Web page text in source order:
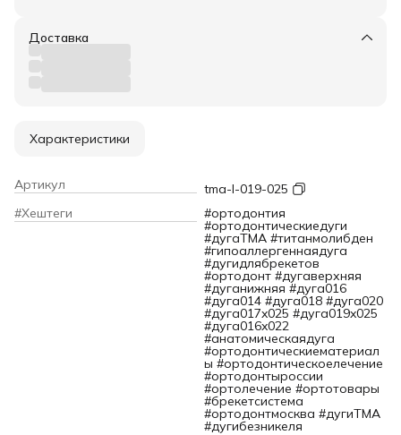
Доставка
Характеристики
Артикул
tma-l-019-025
#Хештеги
#ортодонтия
#ортодонтическиедуги
#дугаTMA #титанмолибден
#гипоаллергеннаядуга
#дугидлябрекетов
#ортодонт #дугаверхняя
#дуганижняя #дуга016
#дуга014 #дуга018 #дуга020
#дуга017x025 #дуга019x025
#дуга016x022
#анатомическаядуга
#ортодонтическиематериал
ы #ортодонтическоелечение
#ортодонтыроссии
#ортолечение #ортотовары
#брекетсистема
#ортодонтмосква #дугиTMA
#дугибезникеля